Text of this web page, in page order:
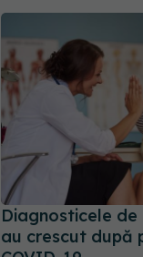
Diagnosticele
au crescut după